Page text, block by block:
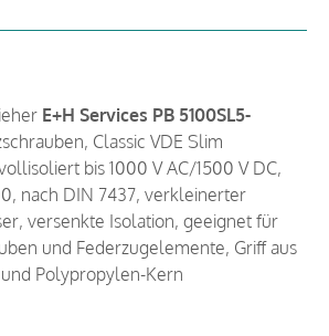
E+H Services PB 5100SL5-
Classic VDE Slim
bis 1000 V AC/1500 V DC,
nach DIN 7437, verkleinerter
versenkte Isolation, geeignet für
und Federzugelemente, Griff aus
Polypropylen-Kern